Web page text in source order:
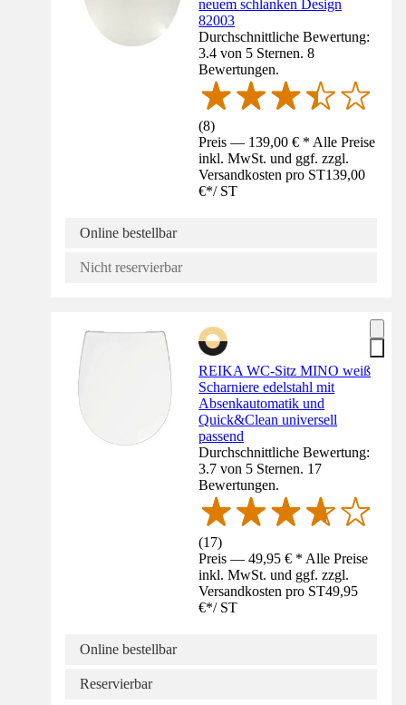
neuem schlanken Design
82003
Durchschnittliche Bewertung:
3.4 von 5 Sternen. 8
Bewertungen.
(8)
Preis — 139,00 € * Alle Preise
inkl. MwSt. und ggf. zzgl.
Versandkosten pro ST139,00
€*/ ST
Online bestellbar
Nicht reservierbar
REIKA WC-Sitz MINO weiß
Scharniere edelstahl mit
Absenkautomatik und
Quick&Clean universell
passend
Durchschnittliche Bewertung:
3.7 von 5 Sternen. 17
Bewertungen.
(17)
Preis — 49,95 € * Alle Preise
inkl. MwSt. und ggf. zzgl.
Versandkosten pro ST49,95
€*/ ST
Online bestellbar
Reservierbar